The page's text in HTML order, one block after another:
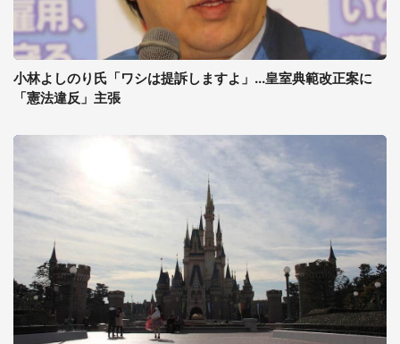
小林よしのり氏「ワシは提訴しますよ」...皇室典範改正案に
「憲法違反」主張